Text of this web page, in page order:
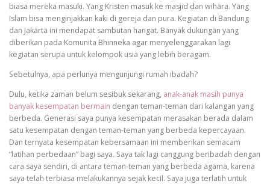
biasa mereka masuki. Yang Kristen masuk ke masjid dan wihara. Yang
Islam bisa menginjakkan kaki di gereja dan pura. Kegiatan di Bandung
dan Jakarta ini mendapat sambutan hangat. Banyak dukungan yang
diberikan pada Komunita Bhinneka agar menyelenggarakan lagi
kegiatan serupa untuk kelompok usia yang lebih beragam.
Sebetulnya, apa perlunya mengunjungi rumah ibadah?
Dulu, ketika zaman belum sesibuk sekarang, anak-anak masih punya
banyak kesempatan bermain dengan teman-teman dari kalangan yang
berbeda. Generasi saya punya kesempatan merasakan berada dalam
satu kesempatan dengan teman-teman yang berbeda kepercayaan.
Dan ternyata kesempatan kebersamaan ini memberikan semacam
“latihan perbedaan” bagi saya. Saya tak lagi canggung beribadah dengan
cara saya sendiri, di antara teman-teman yang berbeda agama, karena
saya telah terbiasa melakukannya sejak kecil. Saya juga terlatih untuk